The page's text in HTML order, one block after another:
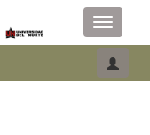
Toggle